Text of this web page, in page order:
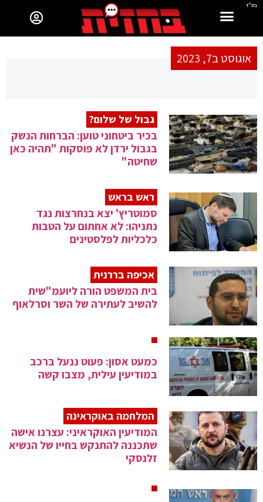
בס"ד
אוגוסט ב7, 2023
גבול של שלום?
בכיר ביטחוני טוען: הברחות הנשק
בגבול ירדן לא פוסקות "תהיה כאן
שחיטה"
ראש בראש
סמוטריץ' יצא בנחרצות נגד
נתניהו: לא אחתום על הטבות
כלכליות לפלסטינים
אכיפה בררנית
בית המשפט הורה ליועמ"שית
להשיב לעתירה של השר וסרלאוף
כמעט אסון: פעוט ננעל ברכב
במודיעין עילית, מצבו קשה
המלחמה באוקראינה
המודיעין האוקראיני: עצרנו אישה
שתכננה להתנקש בחייו של הנשיא
זלנסקי